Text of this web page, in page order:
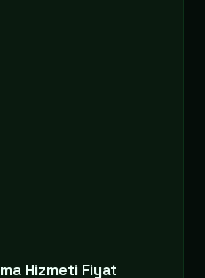
Hizmeti Fiyat